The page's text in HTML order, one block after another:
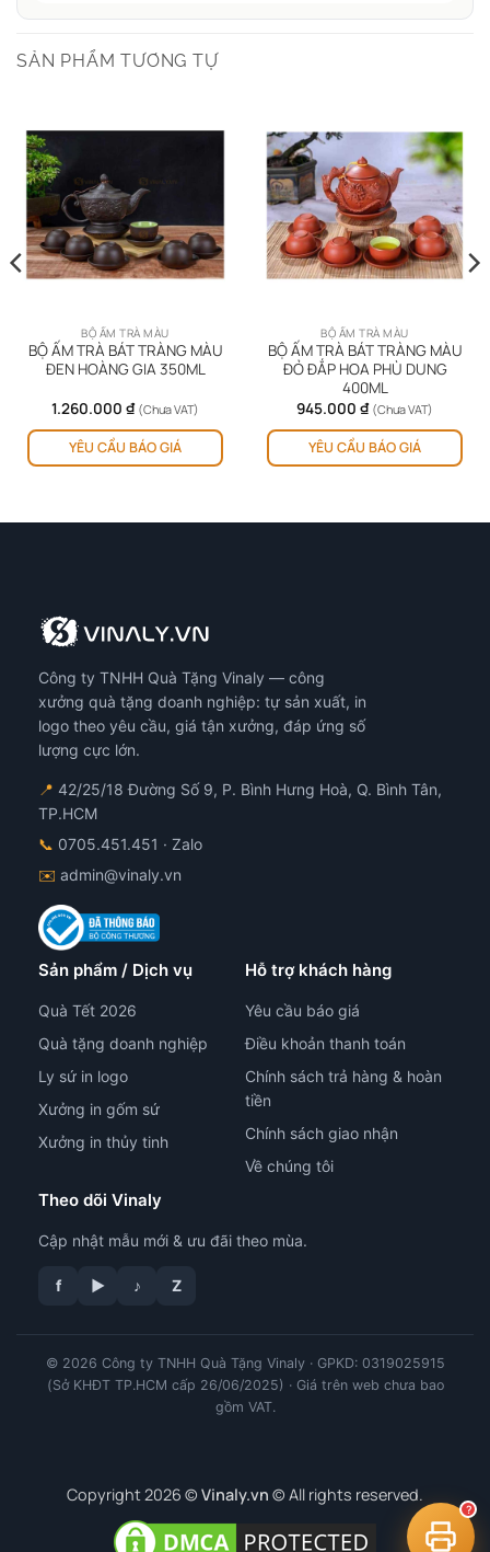
SẢN PHẨM TƯƠNG TỰ
BỘ ẤM TRÀ MÀU
BỘ ẤM TRÀ BÁT TRÀNG MÀU
ĐEN HOÀNG GIA 350ML
1.260.000 ₫ (Chưa VAT)
YÊU CẦU BÁO GIÁ
BỘ ẤM TRÀ MÀU
BỘ ẤM TRÀ BÁT TRÀNG MÀU
ĐỎ ĐẮP HOA PHÙ DUNG
400ML
945.000 ₫ (Chưa VAT)
YÊU CẦU BÁO GIÁ
Công ty TNHH Quà Tặng Vinaly — công
xưởng quà tặng doanh nghiệp: tự sản xuất, in
logo theo yêu cầu, giá tận xưởng, đáp ứng số
lượng cực lớn.
📍 42/25/18 Đường Số 9, P. Bình Hưng Hoà, Q. Bình Tân,
TP.HCM
📞 0705.451.451 · Zalo
✉️ admin@vinaly.vn
Sản phẩm / Dịch vụ
Quà Tết 2026
Quà tặng doanh nghiệp
Ly sứ in logo
Xưởng in gốm sứ
Xưởng in thủy tinh
Hỗ trợ khách hàng
Yêu cầu báo giá
Điều khoản thanh toán
Chính sách trả hàng & hoàn
tiền
Chính sách giao nhận
Về chúng tôi
Theo dõi Vinaly
Cập nhật mẫu mới & ưu đãi theo mùa.
f ▶ ♪ Z
© 2026 Công ty TNHH Quà Tặng Vinaly · GPKD: 0319025915
(Sở KHĐT TP.HCM cấp 26/06/2025) · Giá trên web chưa bao
gồm VAT.
Copyright 2026 © Vinaly.vn © All rights reserved.
tư vấn công nghệ in
?